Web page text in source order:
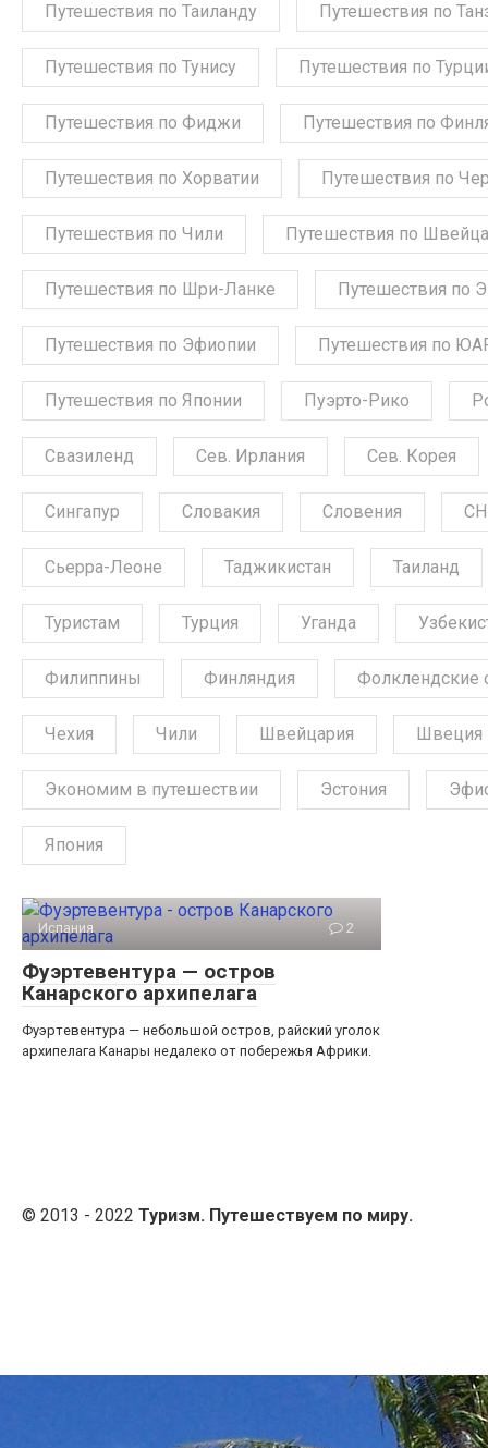
Путешествия по Таиланду Путешествия по
Путешествия по Тунису Путешествия по
Путешествия по Фиджи Путешествия по
Путешествия по Хорватии Путешествия по
Путешествия по Чили Путешествия по
Путешествия по Шри-Ланке Путешествия по
Путешествия по Эфиопии Путешествия по
Путешествия по Японии Пуэрто-Рико
Свазиленд Сев. Ирлания Сев. Корея
Сингапур Словакия Словения
Сьерра-Леоне Таджикистан Таиланд
Туристам Турция Уганда
Филиппины Финляндия Фолклендские
Чехия Чили Швейцария Швеция
Экономим в путешествии Эстония
Япония
Испания 2
Фуэртевентура — остров
Канарского архипелага
Фуэртевентура — небольшой остров, райский уголок
архипелага Канары недалеко от побережья Африки.
© 2013 - 2022 Туризм. Путешествуем по миру.